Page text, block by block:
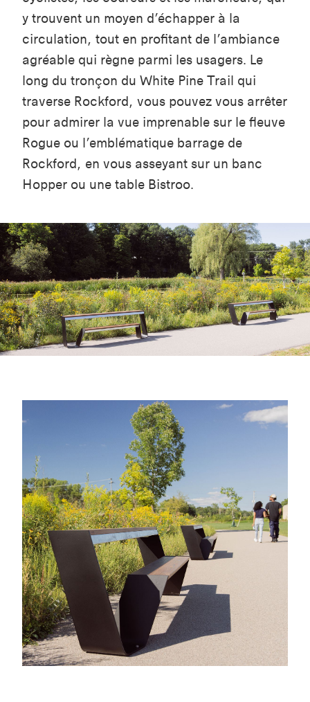
y trouvent un moyen d’échapper à la
circulation, tout en profitant de l’ambiance
agréable qui règne parmi les usagers. Le
long du tronçon du White Pine Trail qui
traverse Rockford, vous pouvez vous arrêter
pour admirer la vue imprenable sur le fleuve
Rogue ou l’emblématique barrage de
Rockford, en vous asseyant sur un banc
Hopper ou une table Bistroo.